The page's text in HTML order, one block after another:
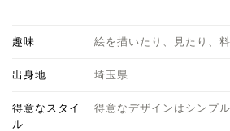
趣味 絵を描いたり、見たり、
出身地 埼玉県
得意なスタイ
ル
得意なデザインはシンプ